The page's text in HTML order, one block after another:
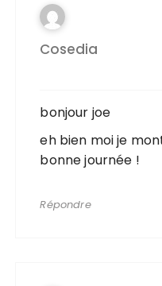
Cosedia
bonjour joe
eh bien moi je
bonne journée !
Répondre